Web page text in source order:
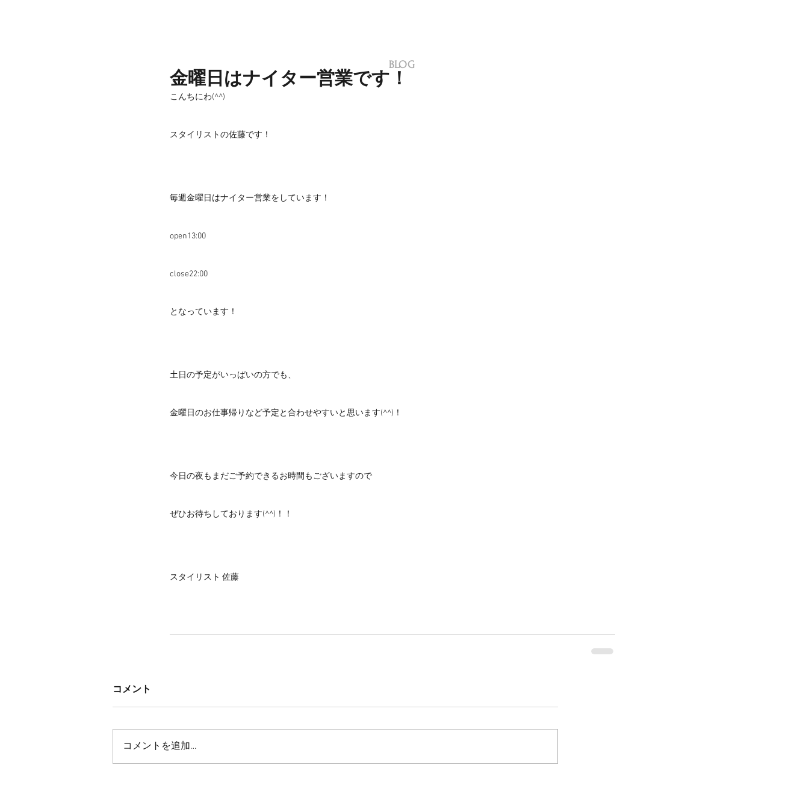
金曜日はナイター営業です！
こんちにわ(^^)
スタイリストの佐藤です！
毎週金曜日はナイター営業をしています！
open13:00
close22:00
となっています！
土日の予定がいっぱいの方でも、
金曜日のお仕事帰りなど予定と合わせやすいと思います(^^)！
今日の夜もまだご予約できるお時間もございますので
ぜひお待ちしております(^^)！！
スタイリスト 佐藤
コメント
コメントを追加…
BLOG